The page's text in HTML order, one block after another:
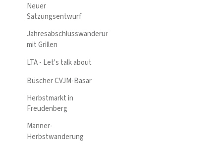
Neuer
Satzungsentwurf
Jahresabschlusswanderung
mit Grillen
LTA - Let's talk about
Büscher CVJM-Basar
Herbstmarkt in
Freudenberg
Männer-
Herbstwanderung